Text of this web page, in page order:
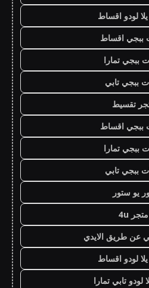
لودو اقساط
ببجي اقساط
ببجي تمارا
ببجي تابي
تقسيط
ببجي اقساط
ببجي تمارا
ببجي تابي
يو ستور
متجر 4u
عن طريق الايدي
لودو اقساط
تابي تمارا